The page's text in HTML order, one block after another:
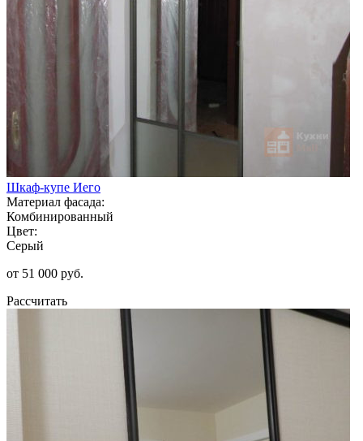
Шкаф-купе Иего
Материал фасада:
Комбинированный
Цвет:
Серый
от 51 000 руб.
Рассчитать